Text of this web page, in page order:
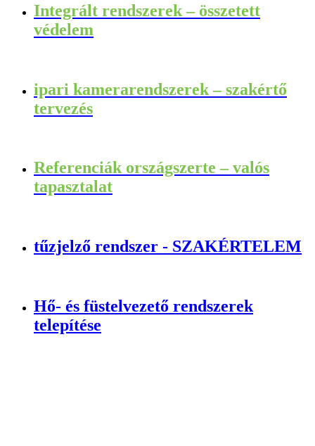
Integrált rendszerek – összetett
védelem
ipari kamerarendszerek – szakértő
tervezés
Referenciák országszerte – valós
tapasztalat
tűzjelző rendszer - SZAKÉRTELEM
Hő- és füstelvezető rendszerek
telepítése